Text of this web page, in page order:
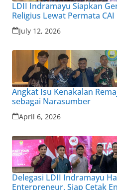
LDII Indramayu Siapkan
Religius Lewat Permata CAI
July 12, 2026
Angkat Isu Kenakalan
sebagai Narasumber
April 6, 2026
Delegasi LDII Indramayu
Enterpreneur, Siap Cetak